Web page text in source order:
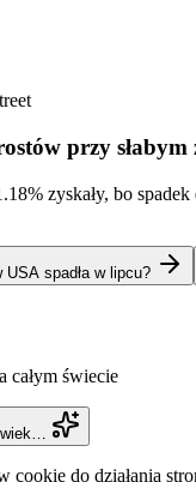
przy
zyskały, bo
spadła w lipcu?
całym świecie
cookie do działania